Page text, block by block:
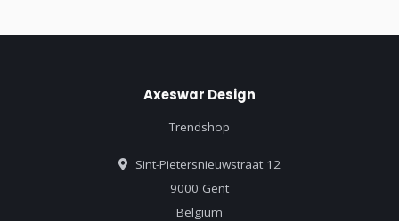
Axeswar Design
Trendshop
Sint-Pietersnieuwstraat 12
9000 Gent
Belgium